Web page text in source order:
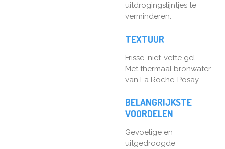
uitdrogingslijntjes te
verminderen.
TEXTUUR
Frisse, niet-vette gel.
Met thermaal bronwater
van La Roche-Posay.
BELANGRIJKSTE
VOORDELEN
Gevoelige en
uitgedroogde